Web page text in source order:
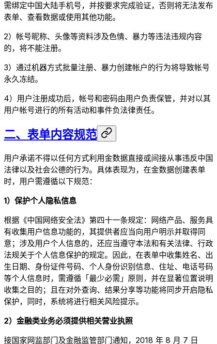
需绑定中国大陆手机号，并按要求完成验证，否则将无法发布
表单、查看数据或使用其他功能。
2）帐号昵称、头像等资料涉及色情、暴力等违法违规内容
的，将不能注册。
3）通过机器方式批量注册、暴力创建帐户的行为将导致帐号
永久冻结。
4）用户注册成功后，帐号和密码由用户负责保管，并对以其
用户帐号进行的所有活动和事件负法律责任。
二、表单内容规范
用户承诺不得以任何方式利用金数据直接或间接从事违反中国
法律以及社会公德的行为。具体表现为，在金数据创建表单
时，用户需遵循以下规范：
1）保护个人隐私信息
根据《中国网络安全法》第四十一条规定：网络产品、服务具
有收集用户信息功能的，其提供者应当向用户明示并取得同
意；涉及用户个人信息的，还应当遵守本法和有关法律、行政
法规关于个人信息保护的规定。因此，在表单中收集姓名、出
生日期、身份证件号码、个人身份识别信息、住址、电话号码
等个人信息时，需遵循「最少必需」原则，并在显著位置说明
收集之目的；且在对外查询、结果分享等功能将同步开启隐私
保护，同时，系统将进行相关风险提示。
2）金融类业务必须提供相关营业执照
接国家网监部门及金融监管部门通知，2018 年 8 月 7 日